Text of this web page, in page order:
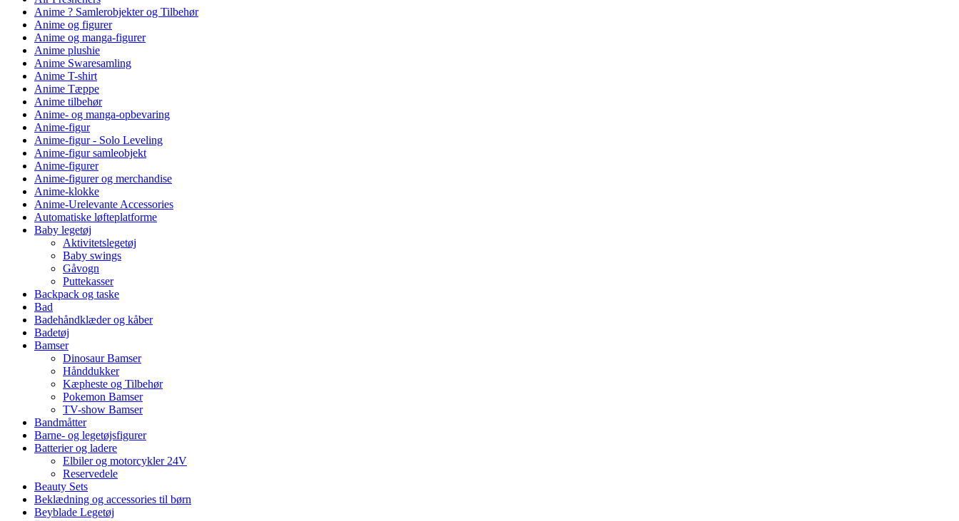
Anime ? Samlerobjekter og Tilbehør
Anime og figurer
Anime og manga-figurer
Anime plushie
Anime Swaresamling
Anime T-shirt
Anime Tæppe
Anime tilbehør
Anime- og manga-opbevaring
Anime-figur
Anime-figur - Solo Leveling
Anime-figur samleobjekt
Anime-figurer
Anime-figurer og merchandise
Anime-klokke
Anime-Urelevante Accessories
Automatiske løfteplatforme
Baby legetøj
Aktivitetslegetøj
Baby swings
Gåvogn
Puttekasser
Backpack og taske
Bad
Badehåndklæder og kåber
Badetøj
Bamser
Dinosaur Bamser
Hånddukker
Kæpheste og Tilbehør
Pokemon Bamser
TV-show Bamser
Bandmåtter
Barne- og legetøjsfigurer
Batterier og ladere
Elbiler og motorcykler 24V
Reservedele
Beauty Sets
Beklædning og accessories til børn
Beyblade Legetøj